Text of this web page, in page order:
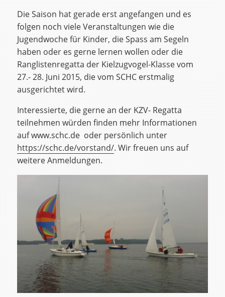
Die Saison hat gerade erst angefangen und es
folgen noch viele Veranstaltungen wie die
Jugendwoche für Kinder, die Spass am Segeln
haben oder es gerne lernen wollen oder die
Ranglistenregatta der Kielzugvogel-Klasse vom
27.- 28. Juni 2015, die vom SCHC erstmalig
ausgerichtet wird.
Interessierte, die gerne an der KZV- Regatta
teilnehmen würden finden mehr Informationen
auf www.schc.de oder persönlich unter
https://schc.de/vorstand/. Wir freuen uns auf
weitere Anmeldungen.